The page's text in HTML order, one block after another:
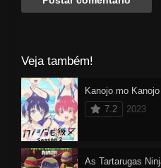
Veja também!
Kanojo mo
7.2
2023
As Tartarugas